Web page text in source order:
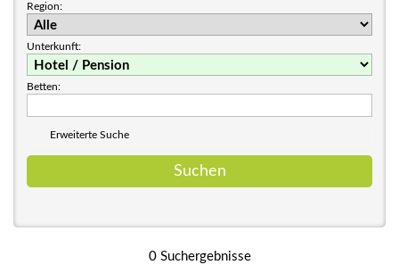
Region:
Unterkunft:
Betten:
Erweiterte Suche
0 Suchergebnisse